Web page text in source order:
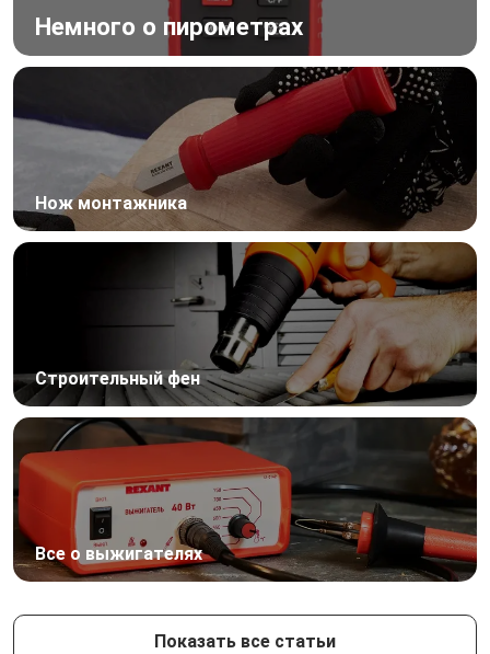
Немного о пирометрах
Нож монтажника
Строительный фен
Все о выжигателях
Показать все статьи